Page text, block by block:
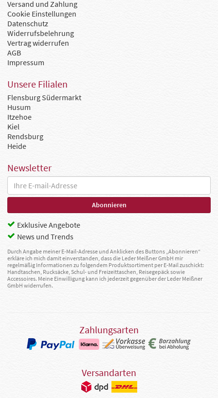
Versand und Zahlung
Cookie Einstellungen
Datenschutz
Widerrufsbelehrung
Vertrag widerrufen
AGB
Impressum
Unsere Filialen
Flensburg Südermarkt
Husum
Itzehoe
Kiel
Rendsburg
Heide
Newsletter
Exklusive Angebote
News und Trends
Durch Angabe meiner E-Mail-Adresse und Anklicken des Buttons „Abonnieren“
erkläre ich mich damit einverstanden, dass die Leder Meißner GmbH mir
regelmäßig Informationen zu folgendem Produktsortiment per E-Mail zuschickt:
Handtaschen, Rucksäcke, Schul- und Freizeittaschen, Reisegepäck sowie
Accessoires. Meine Einwilligung kann ich jederzeit gegenüber der Leder Meißner
GmbH widerrufen.
Zahlungsarten
Versandarten